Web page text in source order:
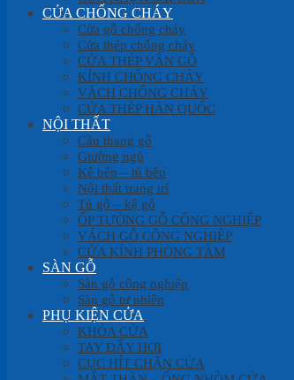
CỬA CHỐNG CHÁY
Cửa gỗ chống cháy
Cửa thép chống cháy
CỬA THÉP VÂN GỖ
KÍNH CHỐNG CHÁY
VÁCH CHỐNG CHÁY
CỬA THÉP HÀN QUỐC
NỘI THẤT
Cầu thang gỗ
Giường ngủ
Kệ bếp – tủ bếp
Nội thất trang trí
Tủ gỗ – kệ gỗ
ỐP TƯỜNG GỖ CÔNG NGHIỆP
VÁCH GỖ CÔNG NGHIỆP
CỬA KÍNH PHÒNG TẮM
SÀN GỖ
Sàn gỗ công nghiệp
Sàn gỗ tự nhiên
PHỤ KIỆN CỬA
KHÓA CỬA
TAY ĐẨY HƠI
CỤC HÍT CHẶN CỬA